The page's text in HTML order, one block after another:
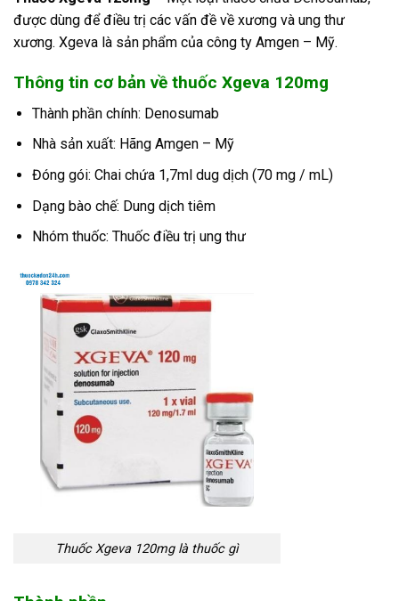
được dùng để điều trị các vấn đề về xương và ung thư
xương. Xgeva là sản phẩm của công ty Amgen – Mỹ.
Thông tin cơ bản về thuốc Xgeva 120mg
Thành phần chính: Denosumab
Nhà sản xuất: Hãng Amgen – Mỹ
Đóng gói: Chai chứa 1,7ml dug dịch (70 mg / mL)
Dạng bào chế: Dung dịch tiêm
Nhóm thuốc: Thuốc điều trị ung thư
Thuốc Xgeva 120mg là thuốc gì